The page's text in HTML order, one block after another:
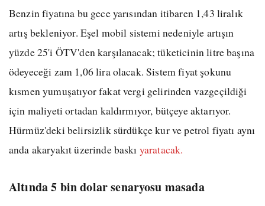
Benzin fiyatına bu gece yarısından itibaren 1,43 liralık
artış bekleniyor. Eşel mobil sistemi nedeniyle artışın
yüzde 25'i ÖTV'den karşılanacak; tüketicinin litre başına
ödeyeceği zam 1,06 lira olacak. Sistem fiyat şokunu
kısmen yumuşatıyor fakat vergi gelirinden vazgeçildiği
için maliyeti ortadan kaldırmıyor, bütçeye aktarıyor.
Hürmüz'deki belirsizlik sürdükçe kur ve petrol fiyatı aynı
anda akaryakıt üzerinde baskı yaratacak.
Altında 5 bin dolar senaryosu masada